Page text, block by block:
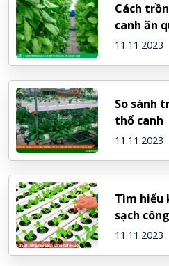
Cách
canh ăn
11.11.2023
So sánh
thổ canh
11.11.2023
Tìm hiểu
sạch
11.11.2023